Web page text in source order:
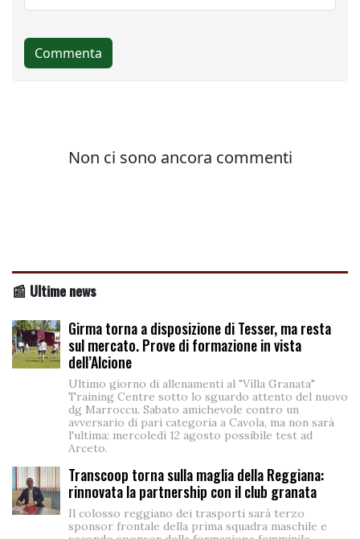
📰 Ultime news
Girma torna a disposizione di Tesser, ma resta
sul mercato. Prove di formazione in vista
dell’Alcione
Ultimo giorno di allenamenti al "Villa Granata"
Training Centre sotto lo sguardo attento del nuovo
dg Marroccu. Sabato amichevole contro un
avversario di pari categoria a Cavola, ma non sarà
l'ultima: mercoledì 12 agosto possibile test ad
Arceto.
Transcoop torna sulla maglia della Reggiana:
rinnovata la partnership con il club granata
Il colosso reggiano dei trasporti sarà terzo
sponsor frontale della prima squadra maschile e